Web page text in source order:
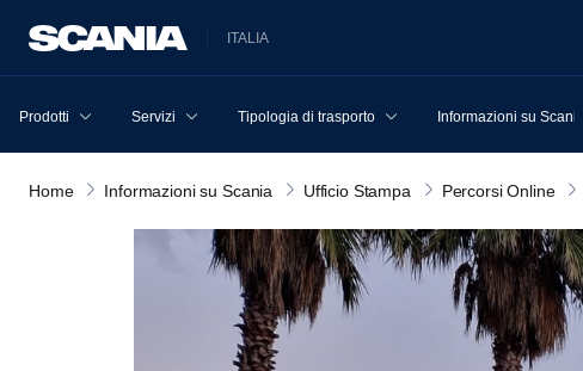
ITALIA
Prodotti Servizi Tipologia di trasporto Informazioni su Scania
Home Informazioni su Scania Ufficio Stampa Percorsi Online